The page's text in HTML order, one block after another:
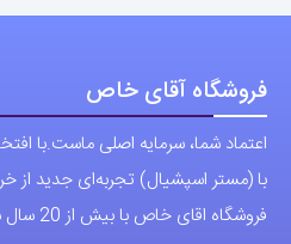
فروشگاه آقای خاص
اعتماد شما، سرمایه اصلی ماست.با
با (مستر اسپشیال) تجربه‌ای جدید از